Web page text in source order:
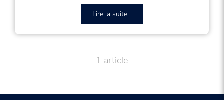
Lire la suite...
1 article